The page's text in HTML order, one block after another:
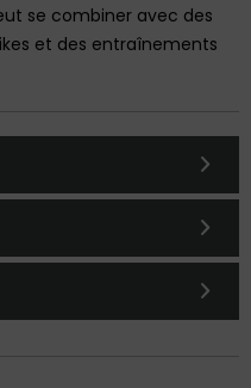
se combiner avec des
et des entraînements